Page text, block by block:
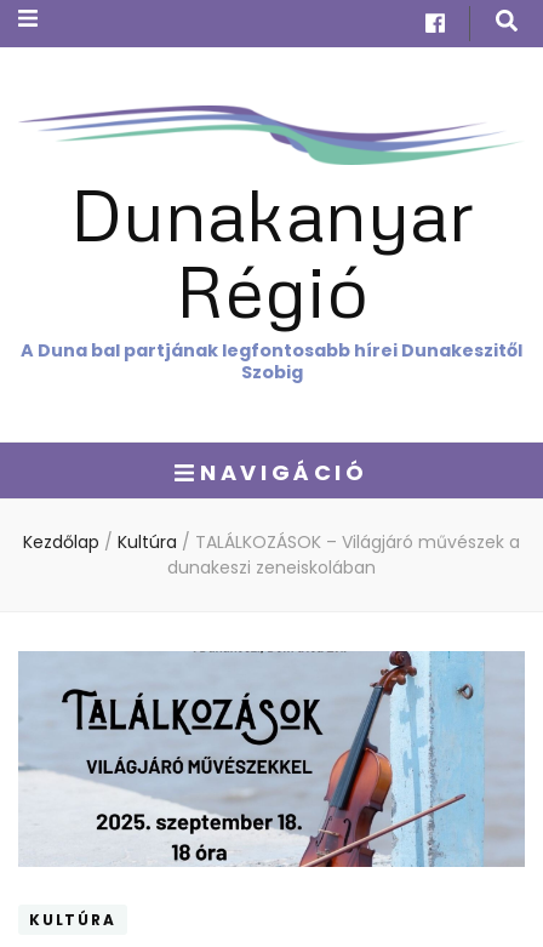
Dunakanyar
Régió
A Duna bal partjának legfontosabb hírei Dunakeszitől
Szobig
NAVIGÁCIÓ
Kezdőlap / Kultúra / TALÁLKOZÁSOK – Világjáró művészek a
dunakeszi zeneiskolában
KULTÚRA